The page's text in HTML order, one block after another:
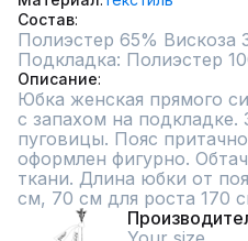
Состав
Полиэстер 65% Вискоза
Подкладка: Полиэстер
Описание
Юбка женская прямого
с запахом на подкладке.
пуговицы. Пояс
оформлен фигурно.
ткани. Длина юбки от
см, 70 см для роста 170